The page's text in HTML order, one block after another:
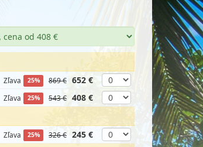
Zľava 25% 869 € 652 €
Zľava 25% 543 € 408 €
Zľava 25% 326 € 245 €